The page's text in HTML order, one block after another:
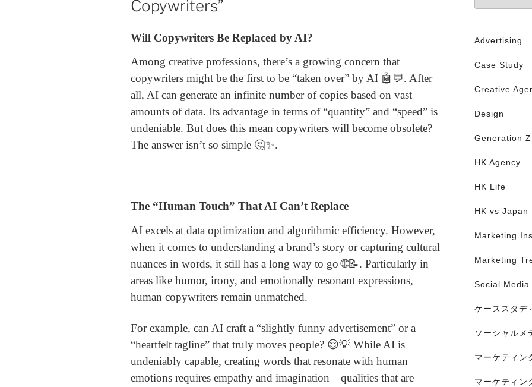
Copywriters”
Will Copywriters Be Replaced by AI?
Among creative professions, there’s a growing concern that
copywriters might be the first to be “taken over” by AI 🤖💬. After
all, AI can generate an infinite number of copies based on vast
amounts of data. Its advantage in terms of “quantity” and “speed” is
undeniable. But does this mean copywriters will become obsolete?
The answer isn’t so simple 🤔✨.
The “Human Touch” That AI Can’t Replace
AI excels at data optimization and algorithmic efficiency. However,
when it comes to understanding a brand’s story or capturing cultural
nuances in words, it still has a long way to go 🌐📝. Particularly in
areas like humor, irony, and emotionally resonant expressions,
human copywriters remain unmatched.
For example, can AI craft a “slightly funny advertisement” or a
“heartfelt tagline” that truly moves people? 😌💡 While AI is
undeniably capable, creating words that resonate with human
emotions requires empathy and imagination—qualities that are
Advertising
Case Study
Creative
Design
Generation Z
HK Agency
HK Life
HK vs Japan
Marketing
Marketing
Social Media
ケーススタデ
ソーシャルメ
マーケティン
マーケティン